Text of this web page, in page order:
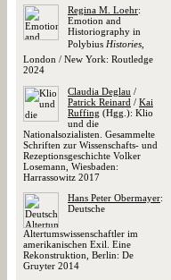
Regina M. Loehr:
Emotion and
Historiography in
Polybius Histories
London / New York: Routledge
2024
Claudia Deglau /
Patrick Reinard / Kai
Ruffing (Hgg.): Klio
und die
Nationalsozialisten. Gesammelte
Schriften zur Wissenschafts- und
Rezeptionsgeschichte Volker
Losemann, Wiesbaden:
Harrassowitz 2017
Hans Peter Obermayer:
Deutsche
Altertumswissenschaftler im
amerikanischen Exil. Eine
Rekonstruktion, Berlin: De
Gruyter 2014